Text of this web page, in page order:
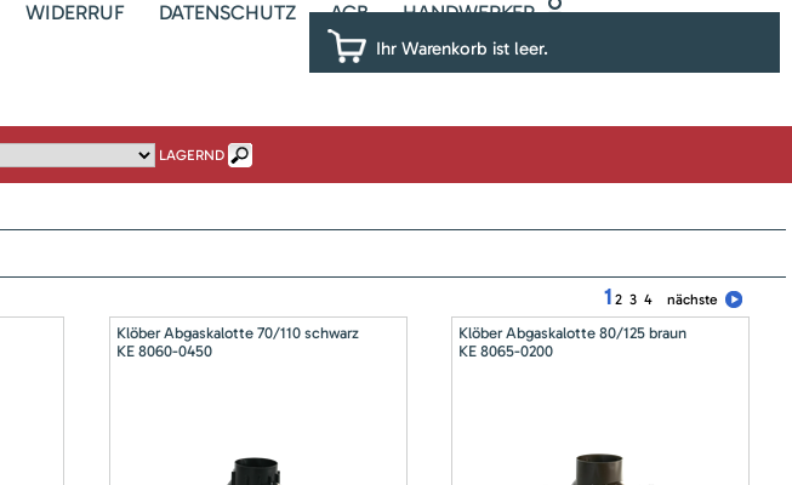
WIDERRUF DATENSCHUTZ AGB HANDWERKER
Ihr Warenkorb ist leer.
LAGERND
1 2 3 4 nächste
Klöber Abgaskalotte 70/110 schwarz
KE 8060-0450
Klöber Abgaskalotte 80/125 braun
KE 8065-0200